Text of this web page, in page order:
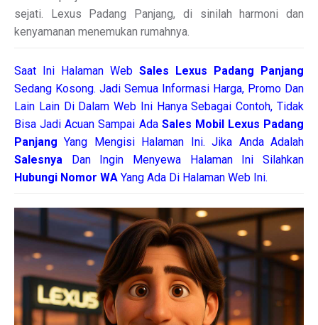
sejati. Lexus Padang Panjang, di sinilah harmoni dan
kenyamanan menemukan rumahnya.
Saat Ini Halaman Web Sales Lexus Padang Panjang
Sedang Kosong. Jadi Semua Informasi Harga, Promo Dan
Lain Lain Di Dalam Web Ini Hanya Sebagai Contoh, Tidak
Bisa Jadi Acuan Sampai Ada Sales Mobil Lexus Padang
PanjangYang Mengisi Halaman Ini. Jika Anda Adalah
Salesnya Dan Ingin Menyewa Halaman Ini Silahkan
Hubungi Nomor WA Yang Ada Di Halaman Web Ini.